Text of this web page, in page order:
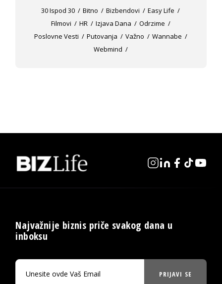
30 Ispod 30 Bitno Bizbendovi
Easy Life
Filmovi
HR Izjava Dana
Odrzime
Poslovne Vesti
Putovanja Važno
Wannabe
Webmind
Najvažnije biznis priče svakog dana u
inboksu
PRIJAVI SE